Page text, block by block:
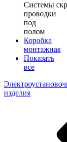
Системы
проводки
под
полом
Коробка
монтажная
Показать
все
изделия